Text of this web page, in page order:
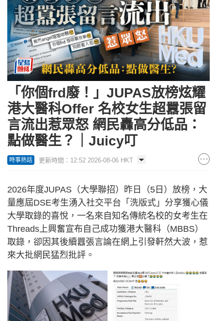
「你個frd廢！」JUPAS放榜炫耀
港大醫科Offer 名校女生超囂張留
言流出惹眾怒 網民轟高分低品：
點做醫生？｜Juicy叮
時事熱話 更新時間：12:52 2026-08-06 HKT
2026年度JUPAS（大學聯招）昨日（5日）放榜，大
量應屆DSE考生湧入社交平台「洗版式」分享獲心儀
大學取錄的喜悅，一名來自知名傳統名校的女考生在
Threads上興奮宣布自己成功獲港大醫科（MBBS）
取錄，卻因其後續囂張言論在網上引發軒然大波，惹
來大批網民猛烈批評。